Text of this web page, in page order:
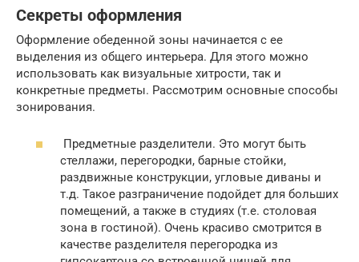
Секреты оформления
Оформление обеденной зоны начинается с ее
выделения из общего интерьера. Для этого можно
использовать как визуальные хитрости, так и
конкретные предметы. Рассмотрим основные способы
зонирования.
Предметные разделители. Это могут быть
стеллажи, перегородки, барные стойки,
раздвижные конструкции, угловые диваны и
т.д. Такое разграничение подойдет для больших
помещений, а также в студиях (т.е. столовая
зона в гостиной). Очень красиво смотрится в
качестве разделителя перегородка из